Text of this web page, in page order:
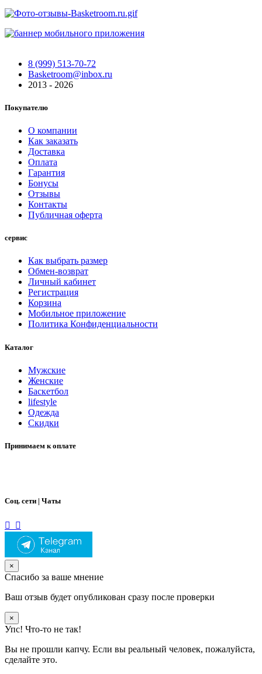
8 (999) 513-70-72
Basketroom@inbox.ru
2013 - 2026
Покупателю
О компании
Как заказать
Доставка
Оплата
Гарантия
Бонусы
Отзывы
Контакты
Публичная оферта
сервис
Как выбрать размер
Обмен-возврат
Личный кабинет
Регистрация
Корзина
Мобильное приложение
Политика Конфиденциальности
Каталог
Мужские
Женские
Баскетбол
lifestyle
Одежда
Скидки
Принимаем к оплате
Соц. сети | Чаты
×
Спасибо за ваше мнение
Ваш отзыв будет опубликован сразу после проверки
×
Упс! Что-то не так!
Вы не прошли капчу. Если вы реальный человек, пожалуйста,
сделайте это.